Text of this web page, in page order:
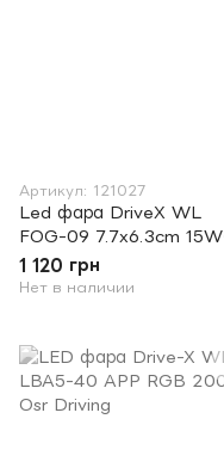
Артикул: 121027
Led фара DriveX WL
FOG-09 7.7x6.3cm 15W
3K/6K STM 12-80V
1 120 грн
Нет в наличии